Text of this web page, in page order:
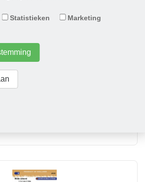
Statistieken Marketing
Adderwortel